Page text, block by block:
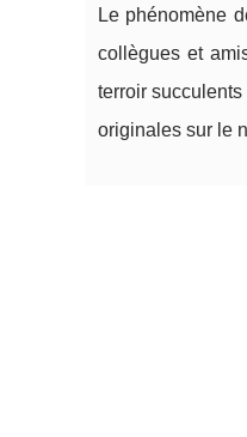
Le phénomène
collègues et
terroir
originales sur le